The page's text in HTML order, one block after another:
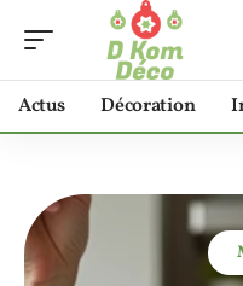
Actus Décoration